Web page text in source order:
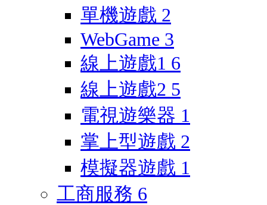
單機遊戲 2
WebGame 3
線上遊戲1 6
線上遊戲2 5
電視遊樂器 1
掌上型遊戲 2
模擬器遊戲 1
工商服務 6